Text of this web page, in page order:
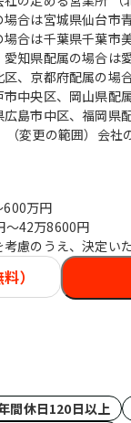
合は宮城県仙台市
合は千葉県千葉市
知県配属の場合は
、京都府配属の場
中央区、岡山県配
島市中区、福岡県
（変更の範囲）会社
600万円
〜42万8600円
慮のうえ、決定いた
）
間休日120日以上